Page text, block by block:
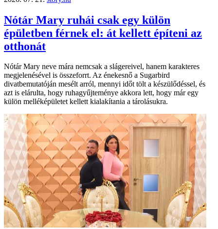
Nótár Mary ruhái csak egy külön
épületben férnek el: át kellett építeni az
otthonát
Nótár Mary neve mára nemcsak a slágereivel, hanem karakteres
megjelenésével is összeforrt. Az énekesnő a Sugarbird
divatbemutatóján mesélt arról, mennyi időt tölt a készülődéssel, és
azt is elárulta, hogy ruhagyűjteménye akkora lett, hogy már egy
külön melléképületet kellett kialakítania a tárolásukra.